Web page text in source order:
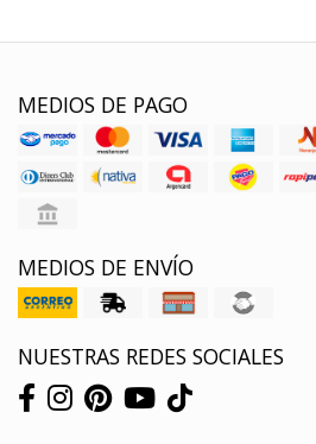
MEDIOS DE PAGO
MEDIOS DE ENVÍO
NUESTRAS REDES SOCIALES